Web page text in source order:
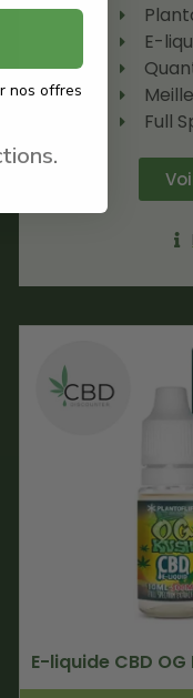
E-
Full
E-liquide CBD
nos offres